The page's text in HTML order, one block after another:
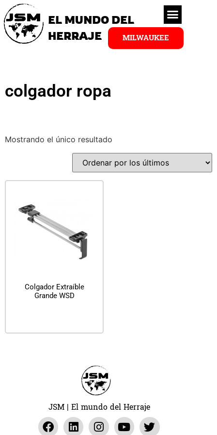
EL MUNDO DEL
HERRAJE
MILWAUKEE
colgador ropa
Mostrando el único resultado
Colgador Extraíble
Grande WSD
JSM | El mundo del Herraje